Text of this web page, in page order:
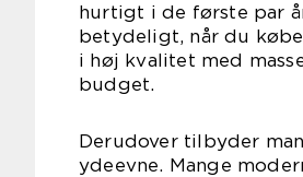
hurtigt i de første par
betydeligt, når du
i høj kvalitet med
budget.
Derudover tilbyder
ydeevne. Mange